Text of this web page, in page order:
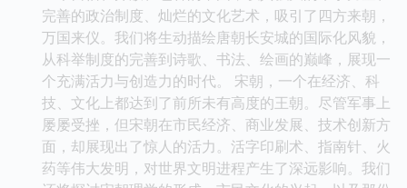
完善的政治制度、灿烂的文化艺术，吸引了四方来朝，
万国来仪。我们将生动描绘唐朝长安城的国际化风貌，
从科举制度的完善到诗歌、书法、绘画的巅峰，展现一
个充满活力与创造力的时代。 宋朝，一个在经济、科
技、文化上都达到了前所未有高度的王朝。尽管军事上
屡屡受挫，但宋朝在市民经济、商业发展、技术创新方
面，却展现出了惊人的活力。活字印刷术、指南针、火
药等伟大发明，对世界文明进程产生了深远影响。我们